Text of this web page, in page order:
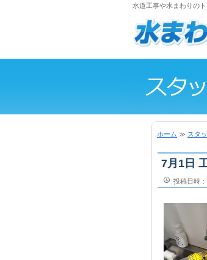
水道工事や水まわりの
ホーム ≫ スタ
7月1日
投稿日時